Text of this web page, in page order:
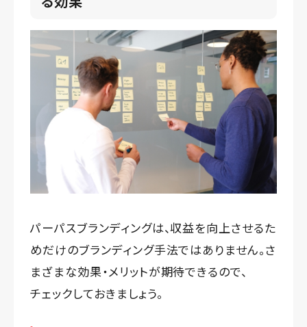
パーパスブランディングは、収益を向上させるた
めだけのブランディング手法ではありません。さ
まざまな効果・メリットが期待できるので、
チェックしておきましょう。